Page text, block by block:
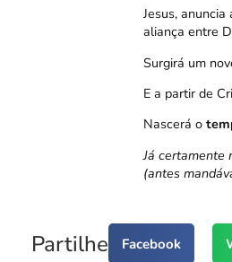
Jesus,
aliança entre
Surgirá um
E a partir de
Nascerá o
Já certamente
(antes
Partilhe Facebook